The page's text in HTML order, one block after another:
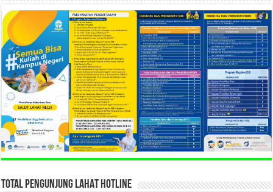
TOTAL PENGUNJUNG LAHAT HOTLINE